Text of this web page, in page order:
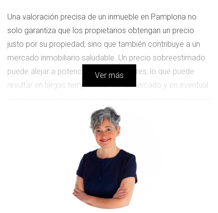
Una valoración precisa de un inmueble en Pamplona no
solo garantiza que los propietarios obtengan un precio
justo por su propiedad, sino que también contribuye a un
mercado inmobiliario saludable. Un precio sobreestimado
puede alejar a potenciales compradores, lo que puede
resultar en largas temporadas en el mercado y en eventual
subestimado puede llevar a pérdidas significativas para el
vendedor, lo que convierte la inversión en un mal negocio.
Así, una valoración correcta actúa como un punto de
partida sólido para la negociación, incrementando las
posibilidades de concretar una venta exitosa. Además, en
un mercado en constante cambio como el de Pamplona,
donde la oferta y la demanda fluctúan, la relevancia de una
valoración precisa se hace aún más evidente.
Ver más